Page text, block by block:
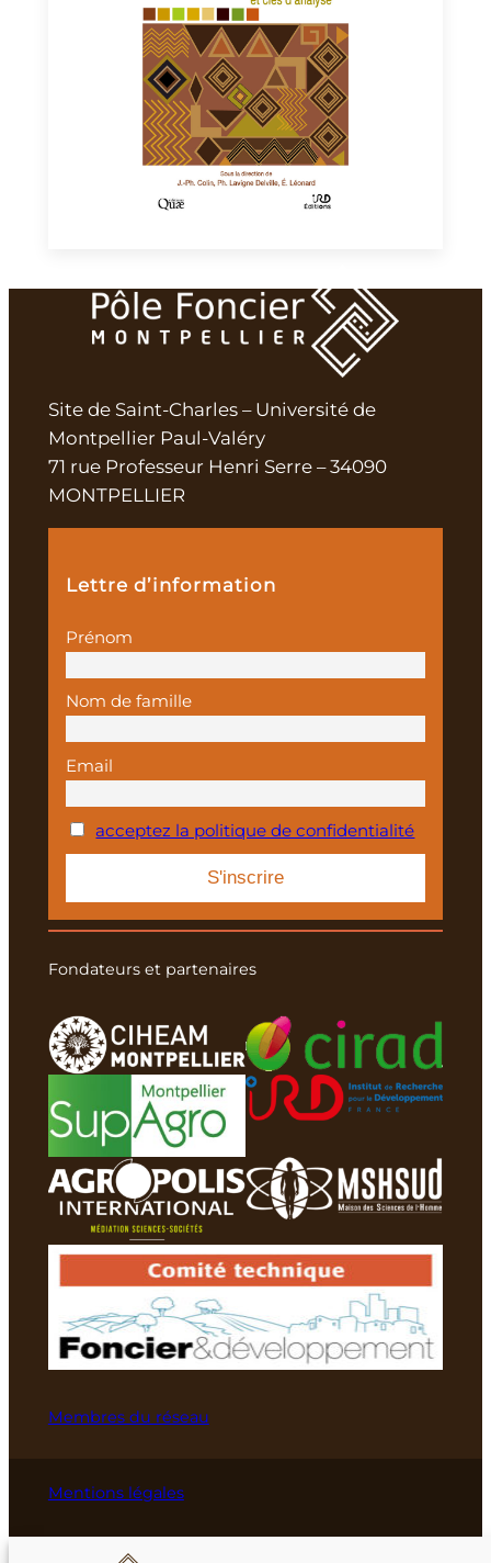
Site de Saint-Charles – Université de
Montpellier Paul-Valéry
71 rue Professeur Henri Serre – 34090
MONTPELLIER
Lettre d’information
Prénom
Nom de famille
Email
acceptez la politique de confidentialité
Fondateurs et partenaires
Membres du réseau
Mentions légales